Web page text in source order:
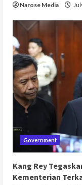
Narose Media
Government
Kang Rey
Kementerian